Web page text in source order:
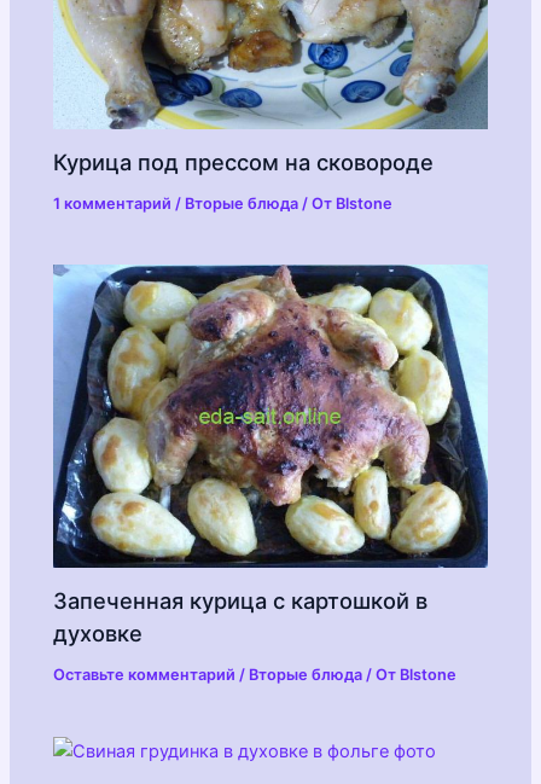
Курица под прессом на сковороде
1 комментарий / Вторые блюда / От Blstone
Запеченная курица с картошкой в
духовке
Оставьте комментарий / Вторые блюда / От Blstone